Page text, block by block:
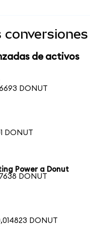
conversiones
de activos
DONUT
DONUT
Power a Donut
DONUT
DONUT